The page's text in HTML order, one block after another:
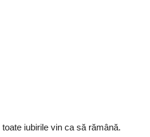
iubirile vin ca să rămână.